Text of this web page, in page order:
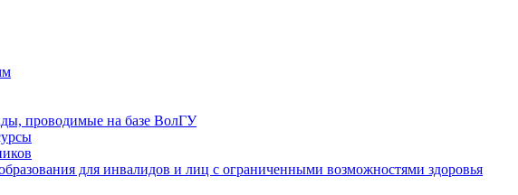
проводимые на базе ВолГУ
для инвалидов и лиц с ограниченными возможностями здоровья